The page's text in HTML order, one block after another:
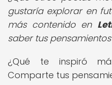
gustaría explorar en
más contenido en
saber tus
¿Qué te inspiró
Comparte tus